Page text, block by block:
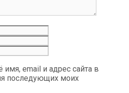
имя, email и адрес сайта в
последующих моих